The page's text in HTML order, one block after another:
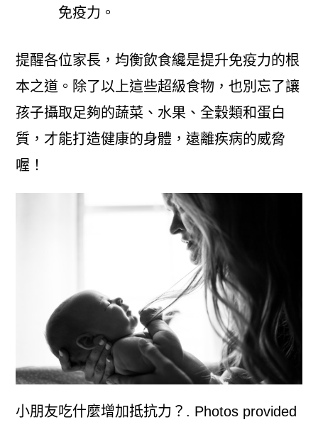
免疫力。
提醒各位家長，均衡飲食纔是提升免疫力的根
本之道。除了以上這些超級食物，也別忘了讓
孩子攝取足夠的蔬菜、水果、全穀類和蛋白
質，才能打造健康的身體，遠離疾病的威脅
喔！
小朋友吃什麼增加抵抗力？. Photos provided